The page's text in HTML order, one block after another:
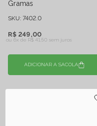
Gramas
SKU: 7402.0
R$ 249,00
ou 6x de R$ 41,50 sem juros
ADICIONAR A SACOLA